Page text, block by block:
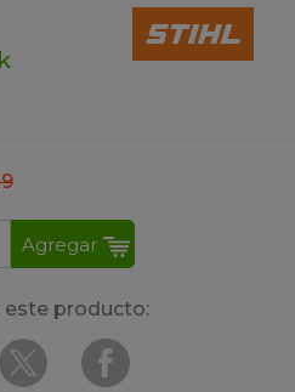
Agregar
producto: